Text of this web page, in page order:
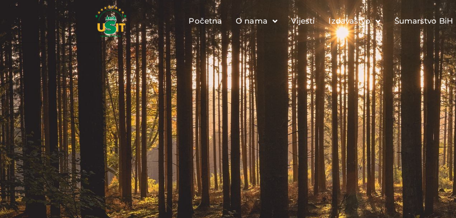
Početna O nama Vijesti Izdavaštvo Šumarstvo BiH